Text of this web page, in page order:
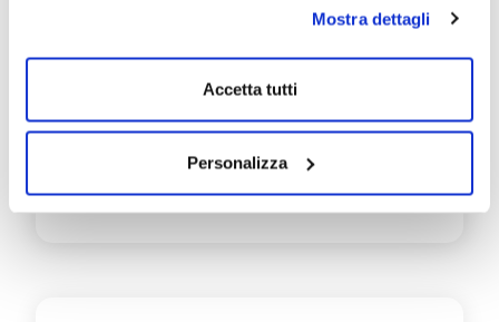
Mostra dettagli
Accetta tutti
Personalizza
EmiliAmbiente informa che: Lunedì 20 luglio
lo sportello del Servizio idrico nel Comune di
Municipio il…